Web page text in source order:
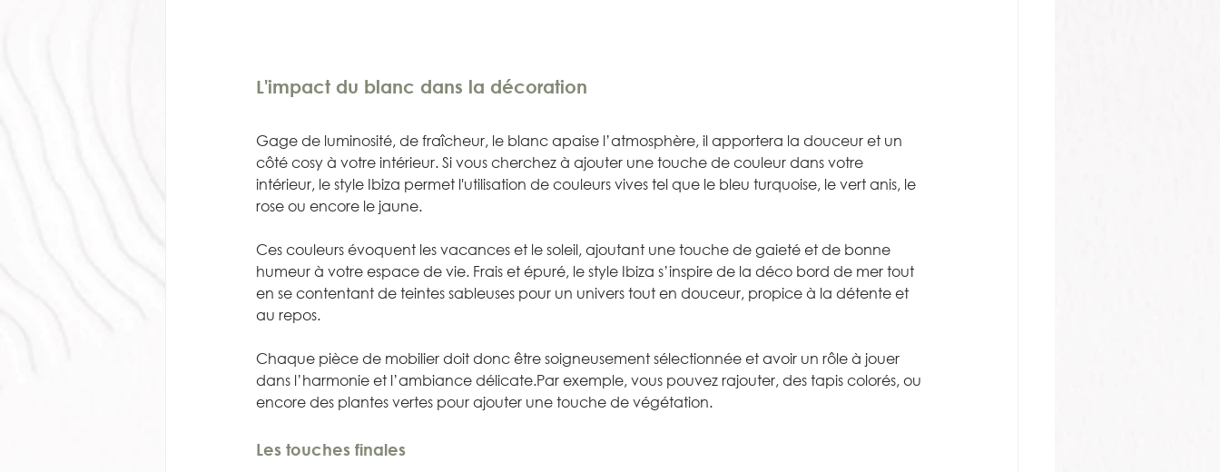
L'impact du blanc dans la décoration
Gage de luminosité, de fraîcheur, le blanc apaise l’atmosphère, il apportera la douceur et un
côté cosy à votre intérieur. Si vous cherchez à ajouter une touche de couleur dans votre
intérieur, le style Ibiza permet l'utilisation de couleurs vives tel que le bleu turquoise, le vert anis, le
rose ou encore le jaune.
Ces couleurs évoquent les vacances et le soleil, ajoutant une touche de gaieté et de bonne
humeur à votre espace de vie. Frais et épuré, le style Ibiza s’inspire de la déco bord de mer tout
en se contentant de teintes sableuses pour un univers tout en douceur, propice à la détente et
au repos.
Chaque pièce de mobilier doit donc être soigneusement sélectionnée et avoir un rôle à jouer
dans l’harmonie et l’ambiance délicate.Par exemple, vous pouvez rajouter, des tapis colorés, ou
encore des plantes vertes pour ajouter une touche de végétation.
Les touches finales